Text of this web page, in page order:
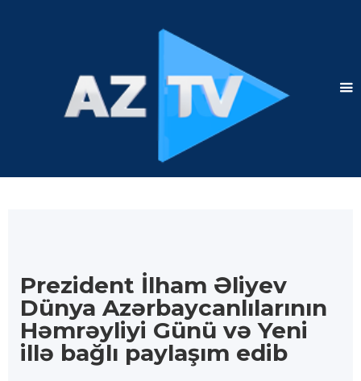
Prezident İlham Əliyev
Dünya Azərbaycanlılarının
Həmrəyliyi Günü və Yeni
illə bağlı paylaşım edib